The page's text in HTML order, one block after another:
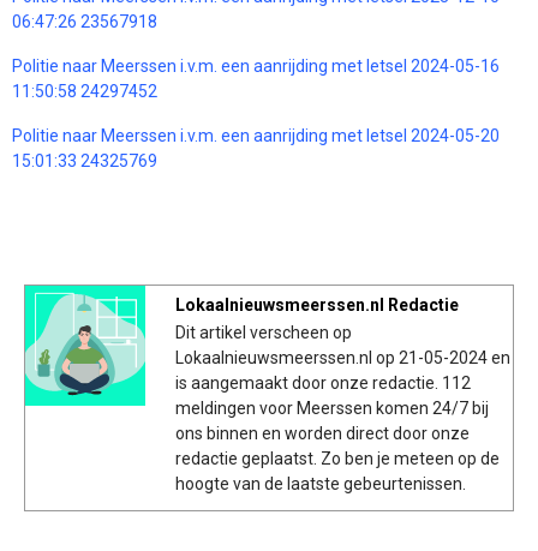
06:47:26 23567918
Politie naar Meerssen i.v.m. een aanrijding met letsel 2024-05-16
11:50:58 24297452
Politie naar Meerssen i.v.m. een aanrijding met letsel 2024-05-20
15:01:33 24325769
Lokaalnieuwsmeerssen.nl Redactie
Dit artikel verscheen op
Lokaalnieuwsmeerssen.nl op 21-05-2024 en
is aangemaakt door onze redactie. 112
meldingen voor Meerssen komen 24/7 bij
ons binnen en worden direct door onze
redactie geplaatst. Zo ben je meteen op de
hoogte van de laatste gebeurtenissen.